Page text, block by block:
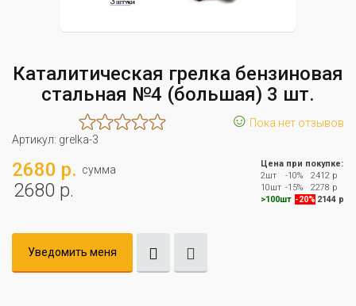
Каталитическая грелка бензиновая
стальная №4 (большая) 3 шт.
☺ Пока нет отзывов
Артикул: grelka-3
2680 р. сумма
2680 р.
Цена при покупке:
2шт
-10%
2412 р
10шт -15%
2278 р
>100шт -20% 2144 р
Уведомить меня